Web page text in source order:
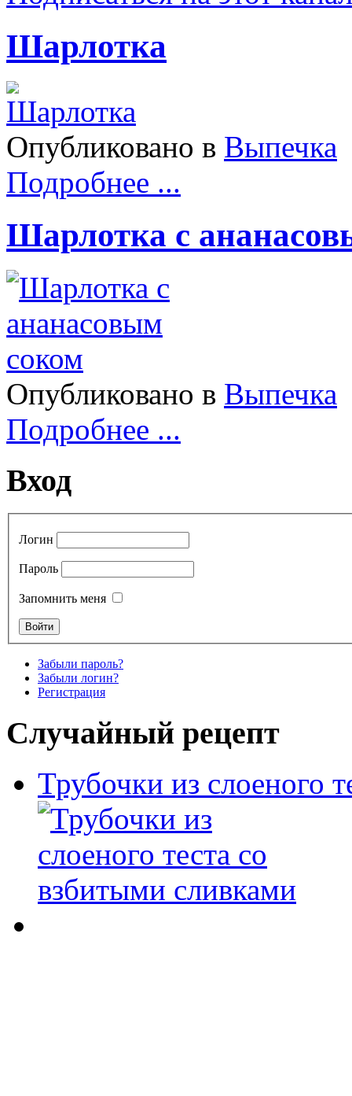
Шарлотка
Опубликовано в Выпечка
Подробнее ...
Шарлотка с
Опубликовано в Выпечка
Подробнее ...
Вход
Логин
Пароль
Запомнить меня
Забыли пароль?
Забыли логин?
Регистрация
Случайный рецепт
Трубочки из слоеного